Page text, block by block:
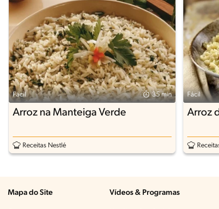
Fácil 35 min
Arroz na Manteiga Verde
Receitas Nestlé
Fácil
Arroz
Mapa do Site Vídeos & Programas​